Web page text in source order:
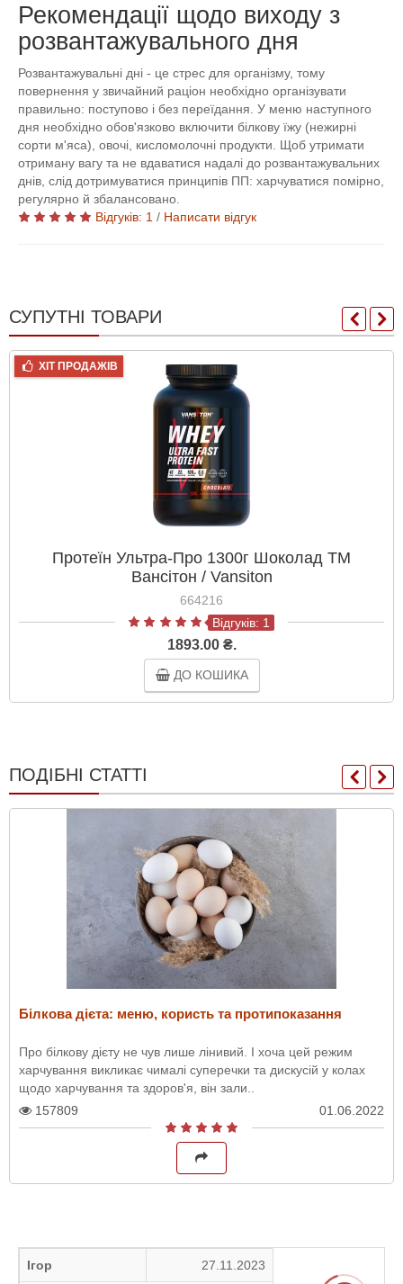
Рекомендації щодо виходу з
розвантажувального дня
Розвантажувальні дні - це стрес для організму, тому
повернення у звичайний раціон необхідно організувати
правильно: поступово і без переїдання. У меню наступного
дня необхідно обов'язково включити білкову їжу (нежирні
сорти м'яса), овочі, кисломолочні продукти. Щоб утримати
отриману вагу та не вдаватися надалі до розвантажувальних
днів, слід дотримуватися принципів ПП: харчуватися помірно,
регулярно й збалансовано.
Відгуків: 1 / Написати відгук
СУПУТНІ ТОВАРИ
ХІТ ПРОДАЖІВ
Протеїн Ультра-Про 1300г Шоколад ТМ
Вансітон / Vansiton
664216
Відгуків: 1
1893.00 ₴.
ДО КОШИКА
ПОДІБНІ СТАТТІ
Білкова дієта: меню, користь та протипоказання
Про білкову дієту не чув лише лінивий. І хоча цей режим
харчування викликає чималі суперечки та дискусій у колах
щодо харчування та здоров'я, він зали..
157809
01.06.2022
Ігор 27.11.2023